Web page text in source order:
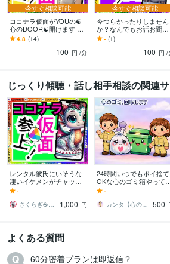
縮毛矯正施術:10年ヘアーカット施術:10年ボデ
ヘアーアップ施術:10年
得意分野
悩み相談・カウンセリング 悩み、恋愛、話し
関係の悩み相談 対人関係の悩み相談
悩み相談・カウンセリング 恋愛相談・アドバイ
恋愛相談・アドバイス
恋愛相談・アドバイス
み相談 仕事・職場・キャリアの悩み相談 仕事
談
心の悩み 心の悩み 心の悩み
学歴
ココナラフリーランス研究中学校 2024年3月 ~
ココナラフリーランス研究高校 2024年3月 ~ 現
ココナラフリーランス研究専門学校 2024年3
ココナラフリーランス研究大学 2024年3月 ~ 現
ココナラフリーランス研究大学
ココナラフリーランス研究大学
今すぐ相談可能
ココナラ仮面がYOUの☯️
心のDOOR☯️開けます 一
人の時誰かと話したい❇️ま
わりに流される⚠️ダイエ
4.8 (14)
100 円 /分
今すぐ相談可能
今つらかったりしません
か？なんでもお話お聞き
します 愚痴、悩み、心の
モヤモヤ、恋愛、人間関
係等☆あなたの避難所に
- (1)
100 円 /
じっくり傾聴・話し相手相談の関連
レンタル彼氏にいそうな
凄いイケメンがチャット
します 何でも歓迎★悩み/
愚痴/相談/恋愛相談/応援し
て/誉めて等
-
さくらぎ☕りょう⛎癒やし電話相談サロン
1,000 円
24時間いつでもポイ捨て
OKな心のゴミ箱やってま
す 否定一切なし！愚痴・
モヤモヤをここに捨てて
いきませんか？
-
カンタ【心のお悩み管理人・占い師】
500
よくある質問